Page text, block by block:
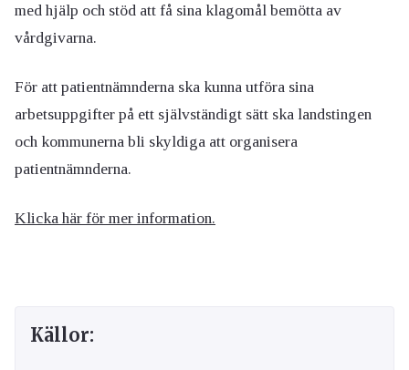
med hjälp och stöd att få sina klagomål bemötta av
vårdgivarna.
För att patientnämnderna ska kunna utföra sina
arbetsuppgifter på ett självständigt sätt ska landstingen
och kommunerna bli skyldiga att organisera
patientnämnderna.
Klicka här för mer information.
Källor: